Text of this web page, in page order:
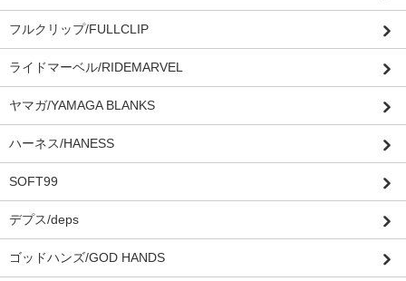
フルクリップ/FULLCLIP
ライドマーベル/RIDEMARVEL
ヤマガ/YAMAGA BLANKS
ハーネス/HANESS
SOFT99
デプス/deps
ゴッドハンズ/GOD HANDS